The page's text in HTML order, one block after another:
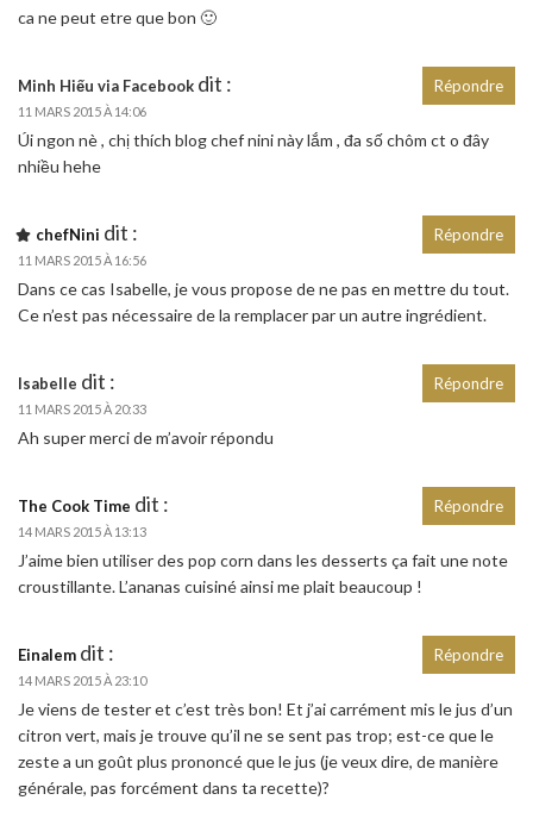
ca ne peut etre que bon 🙂
Minh Hiếu via Facebook dit :
11 MARS 2015 À 14:06
Úi ngon nè , chị thích blog chef nini này lắm , đa số chôm ct o đây
nhiều hehe
Répondre
chefNini dit :
11 MARS 2015 À 16:56
Dans ce cas Isabelle, je vous propose de ne pas en mettre du tout.
Ce n’est pas nécessaire de la remplacer par un autre ingrédient.
Répondre
Isabelle dit :
11 MARS 2015 À 20:33
Ah super merci de m’avoir répondu
Répondre
The Cook Time dit :
14 MARS 2015 À 13:13
J’aime bien utiliser des pop corn dans les desserts ça fait une note
croustillante. L’ananas cuisiné ainsi me plait beaucoup !
Répondre
Einalem dit :
14 MARS 2015 À 23:10
Je viens de tester et c’est très bon! Et j’ai carrément mis le jus d’un
citron vert, mais je trouve qu’il ne se sent pas trop; est-ce que le
zeste a un goût plus prononcé que le jus (je veux dire, de manière
générale, pas forcément dans ta recette)?
Répondre